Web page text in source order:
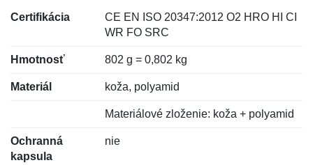
Certifikácia
CE EN ISO 20347:2012 O2 HRO HI CI
WR FO SRC
Hmotnosť 802 g = 0,802 kg
Materiál koža, polyamid
Materiálové zloženie: koža + polyamid
Ochranná
kapsula
nie